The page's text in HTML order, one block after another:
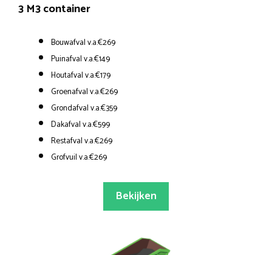
3 M3 container
Bouwafval v.a.€269
Puinafval v.a.€149
Houtafval v.a.€179
Groenafval v.a.€269
Grondafval v.a.€359
Dakafval v.a.€599
Restafval v.a.€269
Grofvuil v.a.€269
Bekijken